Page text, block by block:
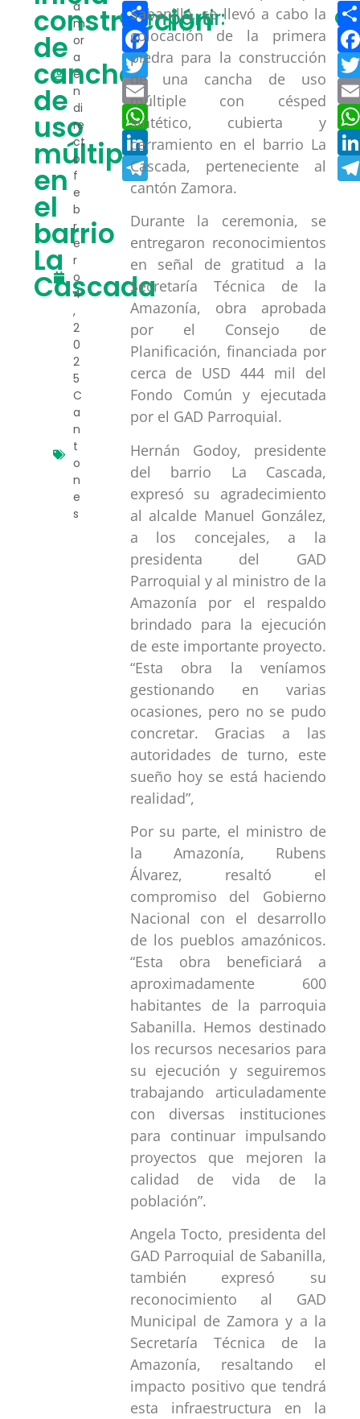
construcción
de
cancha
de
uso
múltiple
en
el
barrio
La
Cascada
a
m
or
a
e
n
di
re
ct
o
f
e
b
r
e
r
o
4
,
2
0
2
5
C
a
n
t
o
n
e
s
Compartir:
Compartir
Facebook
Twitter
Email
WhatsApp
LinkedIn
Telegram
Sabanilla, se llevó a cabo la
colocación de la primera
piedra para la construcción
de una cancha de uso
múltiple con césped
sintético, cubierta y
cerramiento en el barrio La
Cascada, perteneciente al
cantón Zamora.
Durante la ceremonia, se
entregaron reconocimientos
en señal de gratitud a la
Secretaría Técnica de la
Amazonía, obra aprobada
por el Consejo de
Planificación, financiada por
cerca de USD 444 mil del
Fondo Común y ejecutada
por el GAD Parroquial.
Hernán Godoy, presidente
del barrio La Cascada,
expresó su agradecimiento
al alcalde Manuel González,
a los concejales, a la
presidenta del GAD
Parroquial y al ministro de la
Amazonía por el respaldo
brindado para la ejecución
de este importante proyecto.
“Esta obra la veníamos
gestionando en varias
ocasiones, pero no se pudo
concretar. Gracias a las
autoridades de turno, este
sueño hoy se está haciendo
realidad”,
Por su parte, el ministro de
la Amazonía, Rubens
Álvarez, resaltó el
compromiso del Gobierno
Nacional con el desarrollo
de los pueblos amazónicos.
“Esta obra beneficiará a
aproximadamente 600
habitantes de la parroquia
Sabanilla. Hemos destinado
los recursos necesarios para
su ejecución y seguiremos
trabajando articuladamente
con diversas instituciones
para continuar impulsando
proyectos que mejoren la
calidad de vida de la
población”.
Angela Tocto, presidenta del
GAD Parroquial de Sabanilla,
también expresó su
reconocimiento al GAD
Municipal de Zamora y a la
Secretaría Técnica de la
Amazonía, resaltando el
impacto positivo que tendrá
esta infraestructura en la